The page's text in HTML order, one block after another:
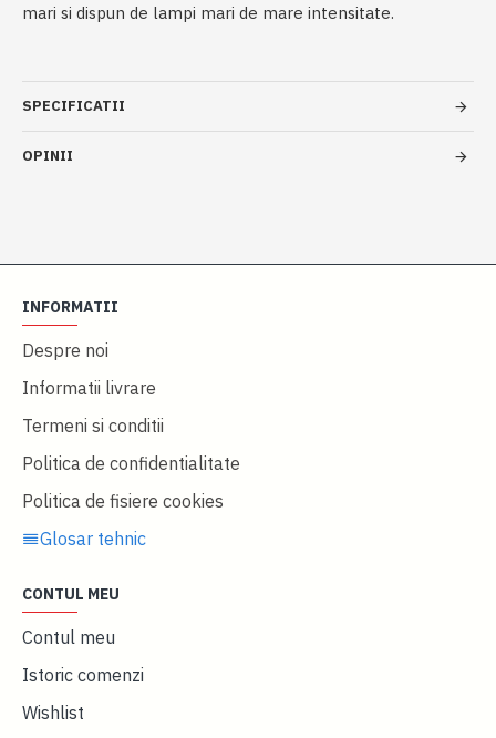
mari si dispun de lampi mari de mare intensitate.
SPECIFICATII
OPINII
INFORMATII
Despre noi
Informatii livrare
Termeni si conditii
Politica de confidentialitate
Politica de fisiere cookies
Glosar tehnic
CONTUL MEU
Contul meu
Istoric comenzi
Wishlist